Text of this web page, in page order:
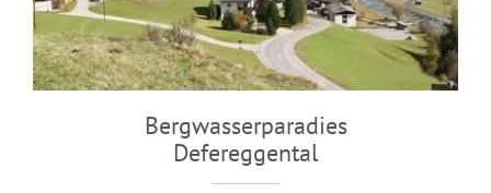
Bergwasserparadies
Defereggental